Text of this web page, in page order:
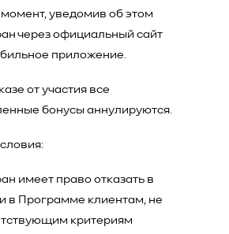
уведомив об этом
через официальный сайт
приложение.
от участия все
бонусы аннулируются.
имеет право отказать в
в Программе клиентам, не
критериям